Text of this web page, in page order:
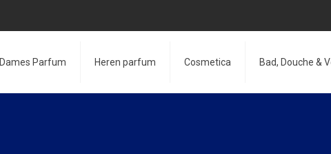
Dames Parfum Heren parfum Cosmetica Bad, Douche &